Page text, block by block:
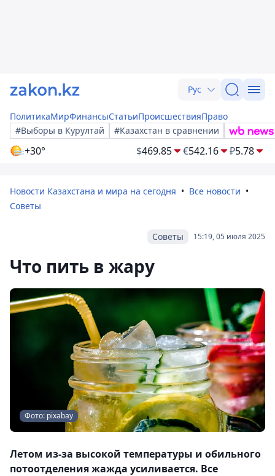
Рус
ПолитикаМирФинансыСтатьиПроисшествияПраво
#Выборы в Курултай
#Казахстан в сравнении
+30° $469.85 €542.16 ₽5.78
Новости Казахстана и мира на сегодня
Все новости
Советы
15:19, 05 июля 2025
Советы
Что пить в жару
Фото: pixabay
Летом из-за высокой температуры и обильного
потоотделения жажда усиливается. Все